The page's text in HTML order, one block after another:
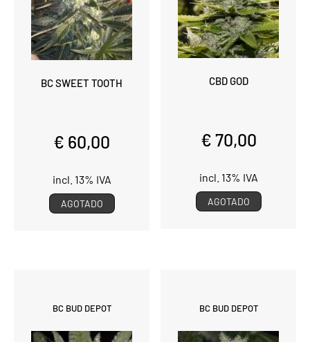
BC SWEET TOOTH
€ 60,00
incl. 13% IVA
AGOTADO
CBD GOD
€ 70,00
incl. 13% IVA
AGOTADO
BC BUD DEPOT BC BUD DEPOT